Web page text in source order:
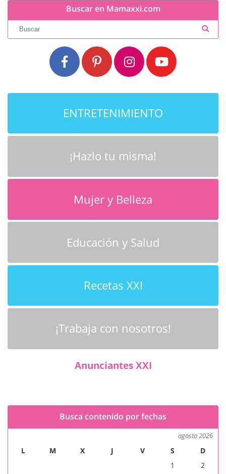
Buscar en Mamaxxi.com
ENTRETENIMIENTO
¡Hazlo tu misma!
Mujer y Belleza
Educación y Salud
Recetas XXI
¡Trabaja con nosotros!
Anunciantes XXI
Busca contenido por fechas
agosto 2026
L M X J V S
D
1
2